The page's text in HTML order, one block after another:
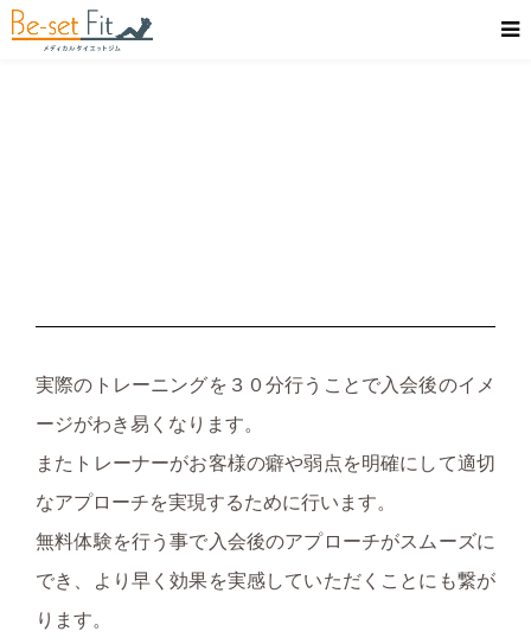
実際のトレーニングを３０分行うことで入会後のイメ
ージがわき易くなります。
またトレーナーがお客様の癖や弱点を明確にして適切
なアプローチを実現するために行います。
無料体験を行う事で入会後のアプローチがスムーズに
でき、より早く効果を実感していただくことにも繋が
ります。